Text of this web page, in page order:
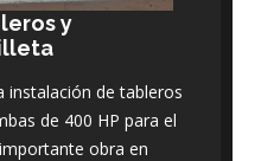
y
instalación de tableros
de 400 HP para el
obra en